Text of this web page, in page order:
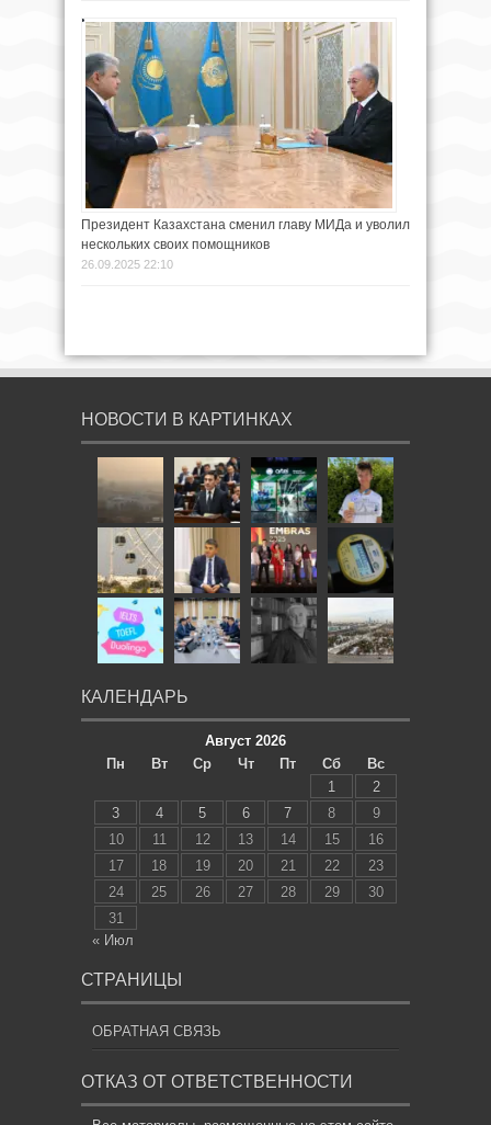
Президент Казахстана сменил главу МИДа и уволил
нескольких своих помощников
26.09.2025 22:10
НОВОСТИ В КАРТИНКАХ
КАЛЕНДАРЬ
Август 2026
Пн
Вт Ср Чт Пт Сб
Вс
1
2
3
4 5 6 7 8
9
10
11 12 13 14 15
16
17
18 19 20 21 22
23
24
25 26 27 28 29
30
31
« Июл
СТРАНИЦЫ
ОБРАТНАЯ СВЯЗЬ
ОТКАЗ ОТ ОТВЕТСТВЕННОСТИ